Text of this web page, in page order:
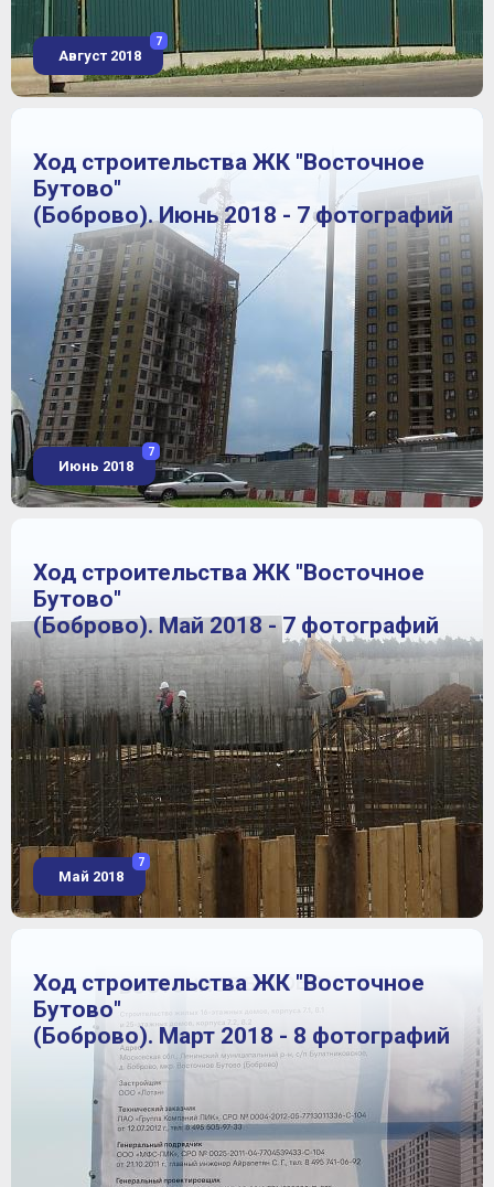
Август 2018
7
Ход строительства ЖК "Восточное
Бутово"
(Боброво). Июнь 2018 - 7 фотографий
Июнь 2018
7
Ход строительства ЖК "Восточное
Бутово"
(Боброво). Май 2018 - 7 фотографий
Май 2018
7
Ход строительства ЖК "Восточное
Бутово"
(Боброво). Март 2018 - 8 фотографий